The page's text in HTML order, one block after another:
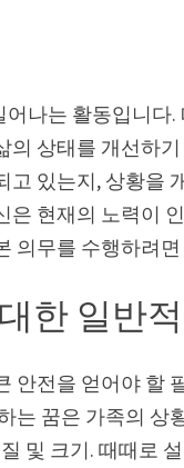
나는 활동입니다
의 상태를 개선하
있는지, 상황을
은 현재의 노력이
의무를 수행하려
한 일반
안전을 얻어야 할
는 꿈은 가족의 상
및 크기. 때때로